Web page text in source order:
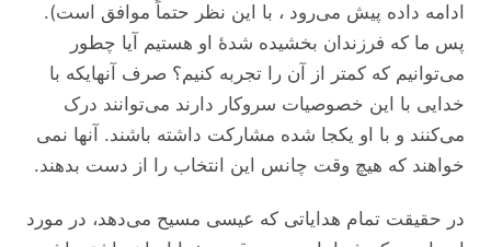
ادامه داده پیش می‌رود ، با این نظر حتماً موافق است).
پس ما که فرزندان بخشیده شدۀ او هستیم آیا چطور
می‌توانیم که کمتر از آن را تجربه کنیم؟ صرف آنهایکه با
خدایی با این خصوصیات سروکار دارند می‌توانند درک
می‌کنند و با او یکجا شده مشارکت داشته باشند. آنها نمی
خواهند که هیچ وقت چانس این انتخاب را از دست بدهند.
در حقیقت تمام هدایاتی که عیسی مسیح می‌دهد، در مورد